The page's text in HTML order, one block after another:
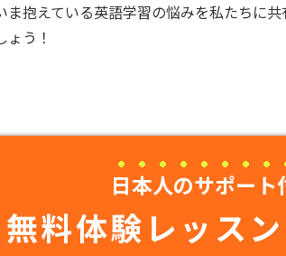
ま抱えている英語学習の悩みを私たちに
う！
日本人のサポート
無料体験レッス